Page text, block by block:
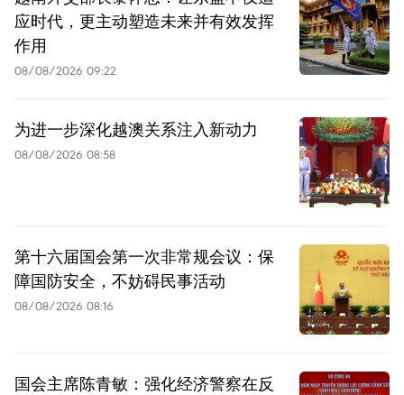
应时代，更主动塑造未来并有效发挥
作用
08/08/2026 09:22
为进一步深化越澳关系注入新动力
08/08/2026 08:58
第十六届国会第一次非常规会议：保
障国防安全，不妨碍民事活动
08/08/2026 08:16
国会主席陈青敏：强化经济警察在反